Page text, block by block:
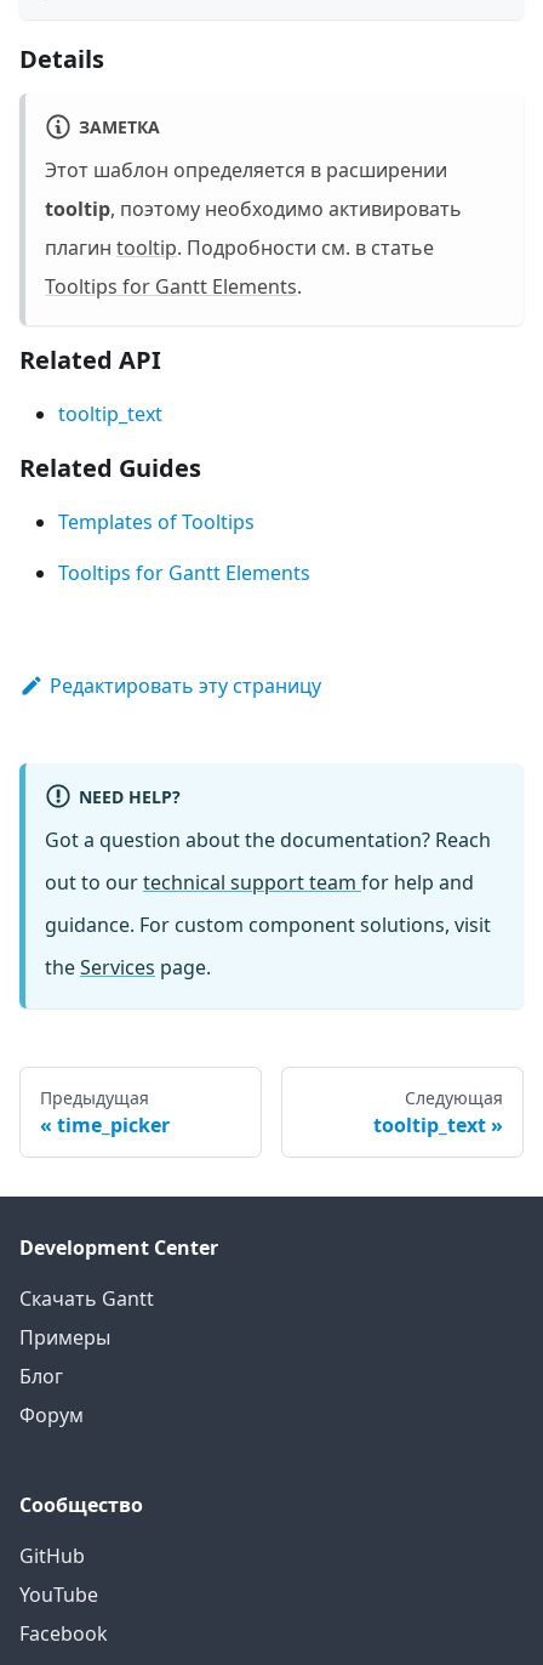
Details
ЗАМЕТКА
Этот шаблон определяется в расширении
tooltip, поэтому необходимо активировать
плагин tooltip. Подробности см. в статье
Tooltips for Gantt Elements.
Related API
tooltip_text
Related Guides
Templates of Tooltips
Tooltips for Gantt Elements
Редактировать эту страницу
NEED HELP?
Got a question about the documentation? Reach
out to ourtechnical support team for help and
guidance. For custom component solutions, visit
theServices page.
Предыдущая
time_picker
Следующая
tooltip_text
Development Center
Скачать Gantt
Примеры
Блог
Форум
Сообщество
GitHub
YouTube
Facebook